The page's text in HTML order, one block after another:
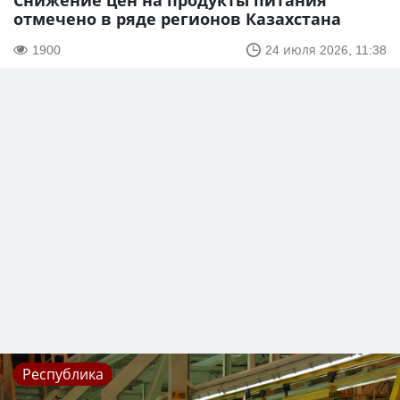
отмечено в ряде регионов Казахстана
1900 24 июля 2026, 11:38
Республика